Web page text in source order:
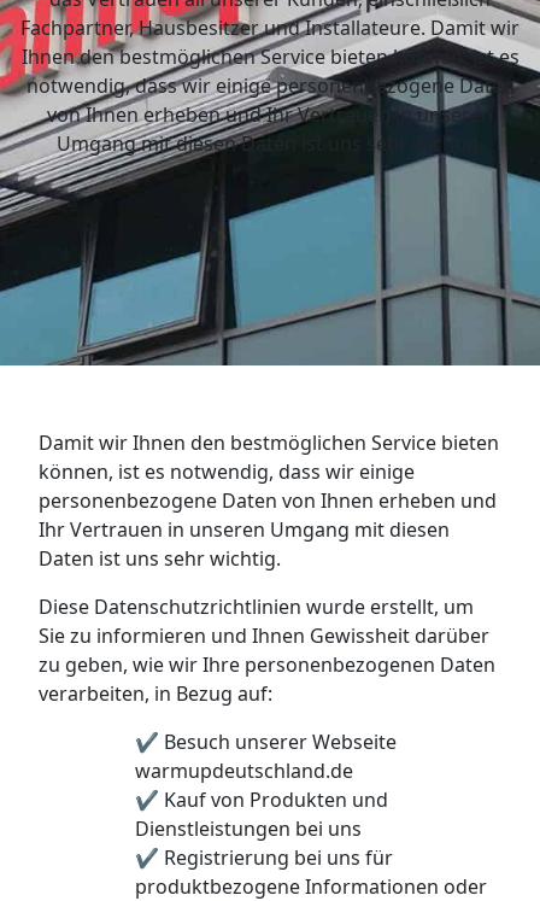
Fachpartner, Hausbesitzer und Installateure. Damit wir
Ihnen den bestmöglichen Service bieten können, ist es
notwendig, dass wir einige personenbezogene Daten
von Ihnen erheben und Ihr Vertrauen in unseren
Umgang mit diesen Daten ist uns sehr wichtig.
Damit wir Ihnen den bestmöglichen Service bieten
können, ist es notwendig, dass wir einige
personenbezogene Daten von Ihnen erheben und
Ihr Vertrauen in unseren Umgang mit diesen
Daten ist uns sehr wichtig.
Diese Datenschutzrichtlinien wurde erstellt, um
Sie zu informieren und Ihnen Gewissheit darüber
zu geben, wie wir Ihre personenbezogenen Daten
verarbeiten, in Bezug auf:
✔ Besuch unserer Webseite
warmupdeutschland.de
✔ Kauf von Produkten und
Dienstleistungen bei uns
✔ Registrierung bei uns für
produktbezogene Informationen oder